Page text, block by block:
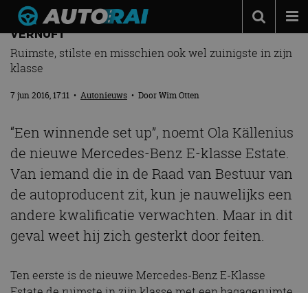
Autonieuws
Podcast
Autotests
Automerken
Adverteren
Contact
MotorRAI.nl
MERCEDES-BENZ E-KLASSE ESTATE VOL
VERNUFT
Ruimste, stilste en misschien ook wel zuinigste in zijn
klasse
7 jun 2016, 17:11 • Autonieuws • DoorWim Otten
“Een winnende set up”, noemt Ola Källenius
de nieuwe Mercedes-Benz E-klasse Estate.
Van iemand die in de Raad van Bestuur van
de autoproducent zit, kun je nauwelijks een
andere kwalificatie verwachten. Maar in dit
geval weet hij zich gesterkt door feiten.
Ten eerste is de nieuwe Mercedes-Benz E-Klasse